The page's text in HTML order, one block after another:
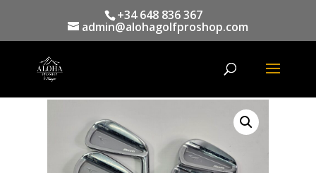
+34 648 836 367
admin@alohagolfproshop.com
productos